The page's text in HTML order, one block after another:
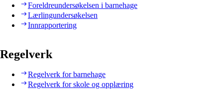
Foreldreundersøkelsen i barnehage
Lærlingundersøkelsen
Innrapportering
Regelverk
Regelverk for barnehage
Regelverk for skole og opplæring